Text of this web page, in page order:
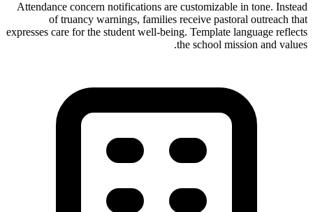
Attendance concern notifications are customizable in tone. Instead
of truancy warnings, families receive pastoral outreach that
expresses care for the student well-being. Template language reflects
the school mission and values.